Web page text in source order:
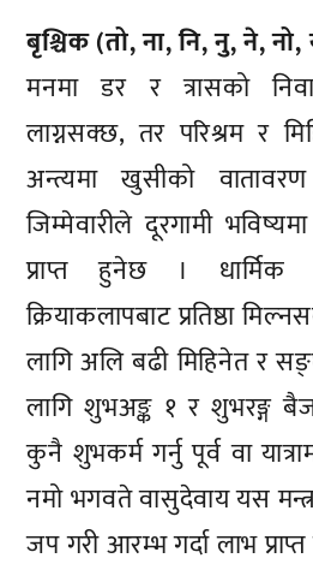
बृश्चिक (तो, ना, नि, नु, ने,
मनमा डर र त्रासको
लाग्नसक्छ, तर परिश्रम र
अन्त्यमा खुसीको
जिम्मेवारीले दूरगामी
प्राप्त हुनेछ । धार्मिक
क्रियाकलापबाट प्रतिष्ठा
लागि अलि बढी मिहिनेत र
लागि शुभअङ्क १ र शुभरङ्ग
कुनै शुभकर्म गर्नु पूर्व वा
नमो भगवते वासुदेवाय यस
जप गरी आरम्भ गर्दा लाभ